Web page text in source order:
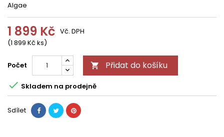
Algae
1 899 Kč
(1 899 Kč ks)
Vč. DPH
Počet  Přidat do košíku
 Skladem na prodejně
Sdílet